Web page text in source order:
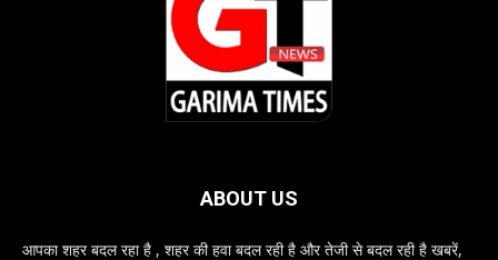
ABOUT US
आपका शहर बदल रहा है , शहर की हवा बदल रही है और तेजी से बदल रही है खबरें,